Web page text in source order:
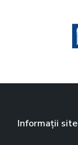
Informații site